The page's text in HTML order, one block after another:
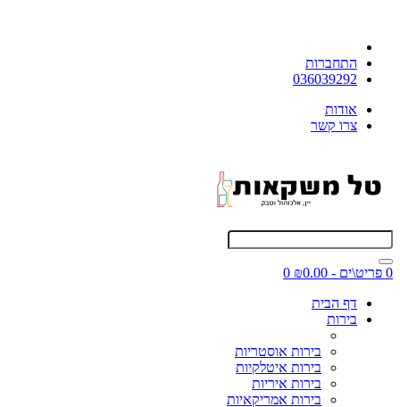
התחברות
036039292
אודות
צרו קשר
0 פריט\ים - ₪0.00
0
דף הבית
בירות
בירות אוסטריות
בירות איטלקיות
בירות איריות
בירות אמריקאיות